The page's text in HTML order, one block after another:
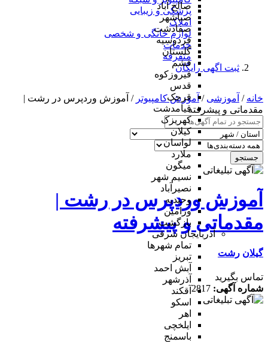
صالح آباد
صباشهر
صفادشت
فردوسیه
گلستان
فشم
فیروزکوه
قدس
قرچک
قیامدشت
کهریزک
کیلان
لواسان
ملارد
میگون
نسیم شهر
نصیرآباد
وحیدیه
ورامین
بازگشت
آذربایجان شرقی
تمام شهر‌ها
تبریز
آبش احمد
آذرشهر
آقکند
اسکو
اهر
ایلخچی
باسمنج
پزشکی و زیبایی
املاک
لوازم خانگی و شخصی
خدمات
متفرقه
ثبت اگهی رایگان
خانه / آموزشی /آموزش کامپیوتر / آموزش وردپرس در رشت |
مقدماتی و پیشرفته
جستجو
آموزش وردپرس در رشت |
مقدماتی و پیشرفته
گیلان رشت
تماس بگیرید
شماره آگهی: 2817